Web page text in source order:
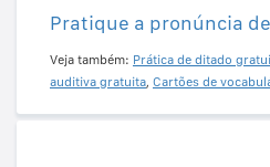
Pratique a pronúncia
Veja também: Prática de ditado
auditiva gratuita, Cartões de